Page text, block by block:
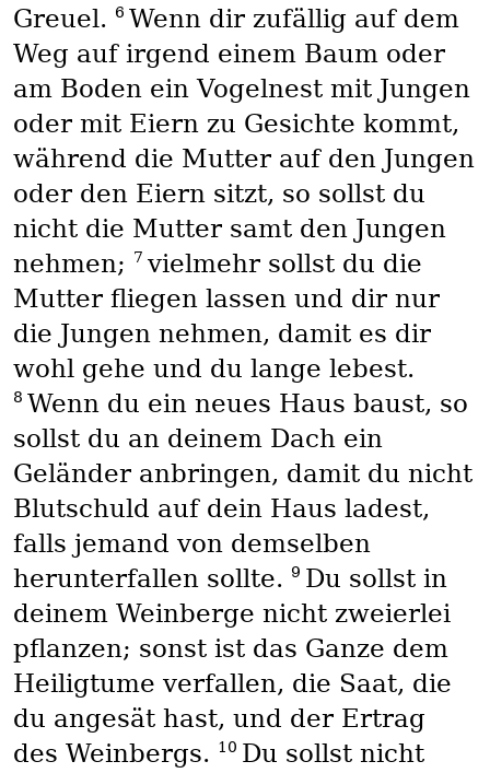
Greuel. 6 Wenn dir zufällig auf dem
Weg auf irgend einem Baum oder
am Boden ein Vogelnest mit Jungen
oder mit Eiern zu Gesichte kommt,
während die Mutter auf den Jungen
oder den Eiern sitzt, so sollst du
nicht die Mutter samt den Jungen
nehmen;
7 vielmehr sollst du die
Mutter fliegen lassen und dir nur
die Jungen nehmen, damit es dir
wohl gehe und du lange lebest.
8 Wenn du ein neues Haus baust, so
sollst du an deinem Dach ein
Geländer anbringen, damit du nicht
Blutschuld auf dein Haus ladest,
falls jemand von demselben
herunterfallen sollte. 9 Du sollst in
deinem Weinberge nicht zweierlei
pflanzen; sonst ist das Ganze dem
Heiligtume verfallen, die Saat, die
du angesät hast, und der Ertrag
des Weinbergs. 10 Du sollst nicht